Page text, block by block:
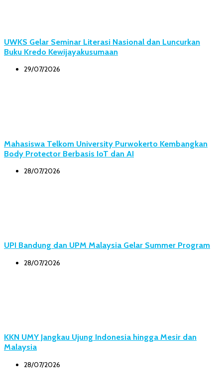
UWKS Gelar Seminar Literasi Nasional dan Luncurkan
Buku Kredo Kewijayakusumaan
29/07/2026
Mahasiswa Telkom University Purwokerto Kembangkan
Body Protector Berbasis IoT dan AI
28/07/2026
UPI Bandung dan UPM Malaysia Gelar Summer Program
28/07/2026
KKN UMY Jangkau Ujung Indonesia hingga Mesir dan
Malaysia
28/07/2026